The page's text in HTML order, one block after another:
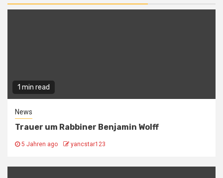
1 min read
News
Trauer um Rabbiner Benjamin Wolff
5 Jahren ago yancstar123